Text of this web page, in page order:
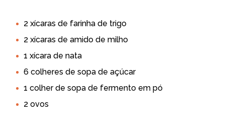
2 xícaras de farinha de trigo
2 xícaras de amido de milho
1 xícara de nata
6 colheres de sopa de açúcar
1 colher de sopa de fermento em pó
2 ovos